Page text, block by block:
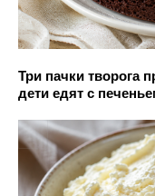
Три пачки творога
дети едят с